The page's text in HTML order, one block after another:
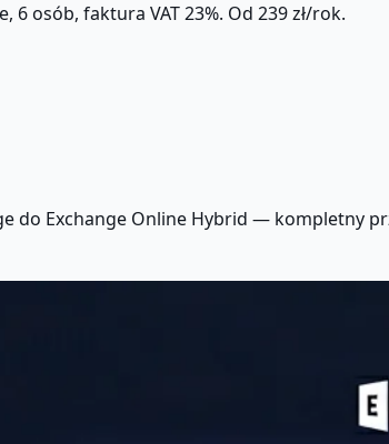
osób, faktura VAT 23%. Od 239 zł/rok.
do Exchange Online Hybrid — kompletny